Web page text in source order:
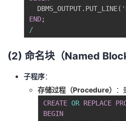
  DBMS_OUTPUT
. PUT_LINE(
END;
/
(2) 命名块（Named Block
子程序：
存储过程（Procedure）
：
CREATE OR REPLACE
BEGIN